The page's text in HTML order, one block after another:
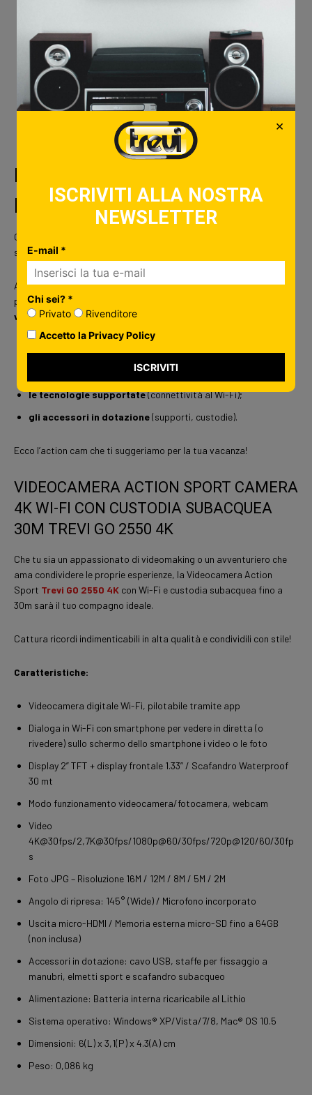
Resistente all’acqua IP68
Batteria la lithio ricaricabile/ Bluetooth 5.3
Compatibile Android OS 4.4 e iOS 9.0
Dimensioni: 3,8(L) x 1,1(P) x 4,7(A) cm
La migliore videocamera da
portare in vacanza
Quale
speciali del tuo viaggio?
Anche in questo caso, qualsiasi sia la tua scelta, ricordati di
prestare attenzione ad alcune
videocameraprima di acquistarla, ad esempio:
la capacità di frame rate(numero di fotogrammi al secondo);
le tecnologie supportate(connettività al Wi-Fi);
gli accessori in dotazione(supporti, custodie).
Ecco l’action cam che ti suggeriamo per la tua vacanza!
VIDEOCAMERA ACTION SPORT CAMERA
4K WI-FI CON CUSTODIA SUBACQUEA
30M TREVI GO 2550 4K
Che tu sia un appassionato di videomaking o un avventuriero che
ama condividere le proprie esperienze, la Videocamera Action
Sport Trevi GO 2550 4K con Wi-Fi e custodia subacquea fino a
30m sarà il tuo compagno ideale.
Cattura ricordi indimenticabili in alta qualità e condividili con stile!
Caratteristiche:
Videocamera digitale Wi-Fi, pilotabile tramite app
Dialoga in Wi-Fi con smartphone per vedere in diretta (o
rivedere) sullo schermo dello smartphone i video o le foto
Display 2” TFT + display frontale 1.33” / Scafandro Waterproof
30 mt
Modo funzionamento videocamera/fotocamera, webcam
Video
4K@30fps/2,7K@30fps/1080p@60/30fps/720p@120/60/30fp
s
Foto JPG – Risoluzione 16M / 12M / 8M / 5M / 2M
Angolo di ripresa: 145° (Wide) / Microfono incorporato
Uscita micro-HDMI / Memoria esterna micro-SD fino a 64GB
(non inclusa)
Accessori in dotazione: cavo USB, staffe per fissaggio a
manubri, elmetti sport e scafandro subacqueo
Alimentazione: Batteria interna ricaricabile al Lithio
Sistema operativo: Windows® XP/Vista/7/8, Mac® OS 10.5
Dimensioni: 6(L) x 3,1(P) x 4.3(A) cm
Peso: 0,086 kg
×
ISCRIVITI ALLA NOSTRA
NEWSLETTER
E-mail *
Chi sei? *
Privato
Rivenditore
Accetto la Privacy Policy
ISCRIVITI